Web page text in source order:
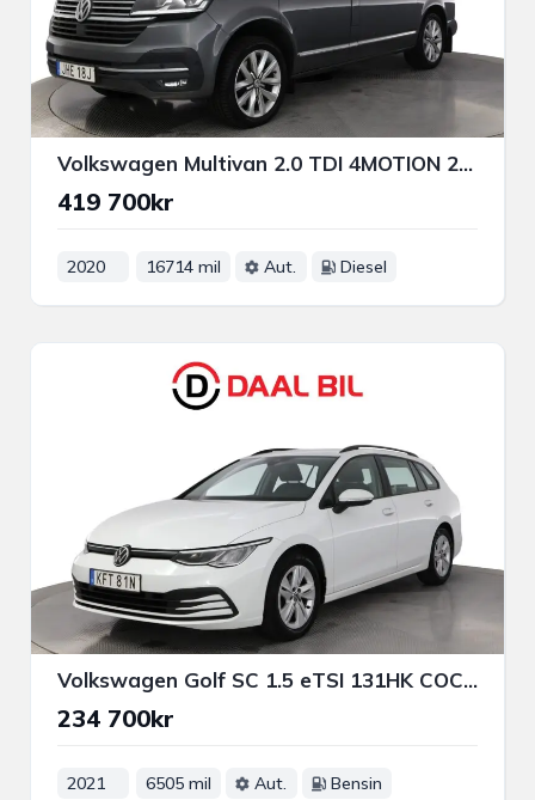
Volkswagen Multivan 2.0 TDI 4MOTION 200HK HIGHLINE 7-SITS MOMS VÄRM B-KAM
419 700kr
2020 16714 mil Aut. Diesel
Volkswagen Golf SC 1.5 eTSI 131HK COCKPIT NFC P-SENS 3-ZON APP-CON
234 700kr
2021 6505 mil Aut. Bensin